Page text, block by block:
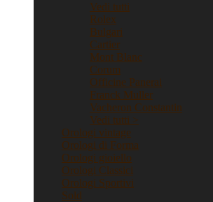
Vedi tutti
Rolex
Bulgari
Cartier
Mont Blanc
Corum
Officine Panerai
Franck Muller
Vacheron Constantin
Vedi tutti >
Orologi vintage
Orologi di Forma
Orologi gioiello
Orologi Classici
Orologi Sportivi
Sold